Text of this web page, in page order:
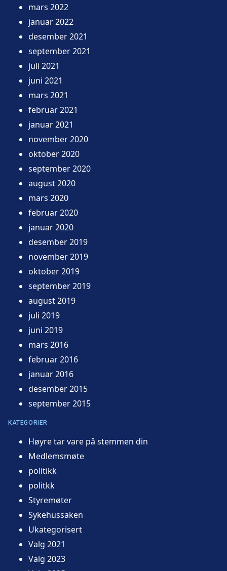
mars 2022
januar 2022
desember 2021
september 2021
juli 2021
juni 2021
mars 2021
februar 2021
januar 2021
november 2020
oktober 2020
september 2020
august 2020
mars 2020
februar 2020
januar 2020
desember 2019
november 2019
oktober 2019
september 2019
august 2019
juli 2019
juni 2019
mars 2016
februar 2016
januar 2016
desember 2015
september 2015
KATEGORIER
Høyre tar vare på stemmen din
Medlemsmøte
politikk
politkk
Styremøter
Sykehussaken
Ukategorisert
Valg 2021
Valg 2023